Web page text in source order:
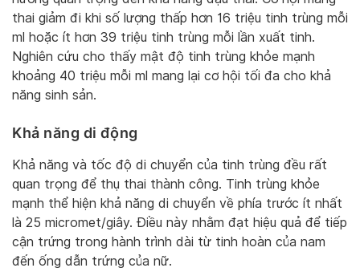
thai giảm đi khi số lượng thấp hơn 16 triệu tinh trùng mỗi
ml hoặc ít hơn 39 triệu tinh trùng mỗi lần xuất tinh.
Nghiên cứu cho thấy mật độ tinh trùng khỏe mạnh
khoảng 40 triệu mỗi ml mang lại cơ hội tối đa cho khả
năng sinh sản.
Khả năng di động
Khả năng và tốc độ di chuyển của tinh trùng đều rất
quan trọng để thụ thai thành công. Tinh trùng khỏe
mạnh thể hiện khả năng di chuyển về phía trước ít nhất
là 25 micromet/giây. Điều này nhằm đạt hiệu quả để tiếp
cận trứng trong hành trình dài từ tinh hoàn của nam
đến ống dẫn trứng của nữ.